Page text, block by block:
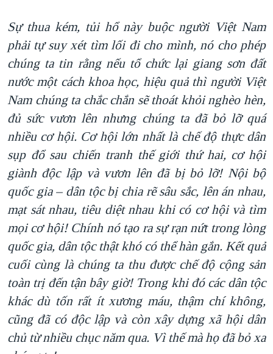
Sự thua kém, tủi hổ này buộc người ViệtNam
phải tự suy xét tìm lối đi cho mình, nócho phép
chúngta tin rằng nếu tổ chức lại giang sơn đất
nước một cách khoa học, hiệu quả thì người Việt
Nam chúng ta chắc chắn sẽ thoát khỏi nghèo hèn,
đủ sức vươn lên nhưng chúng ta đã bỏ lỡ quá
nhiều cơ hội. Cơ hội lớn nhất là chế độ thực dân
sụp đổ sau chiến tranh thế giớithứ hai, cơ hội
giành độc lập và vươn lên đã bị bỏ lỡ! Nội bộ
quốc gia – dân tộc bị chia rẽ sâu sắc, lên án nhau,
mạt sát nhau, tiêu diệt nhau khi có cơ hội và tìm
mọi cơ hội! Chính nó tạo ra sự rạn nứt trong lòng
quốc gia, dân tộc thật khó có thể hàn gắn. Kết quả
cuối cùng là chúng ta thu được chế độ cộng sản
toàn trị đến tận bây giờ! Trong khi đó các dân tộc
khác dù tốn rất ít xương máu, thậm chí không,
cũng đã có độc lập và còn xây dựng xã hội dân
chủ từ nhiều chục năm qua. Vì thế mà họ đã bỏ xa